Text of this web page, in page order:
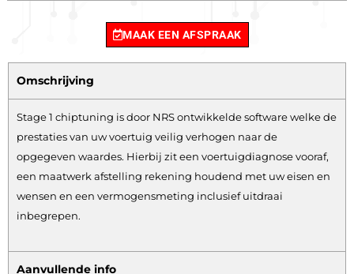
MAAK EEN AFSPRAAK
Omschrijving
Stage 1 chiptuning is door NRS ontwikkelde software welke de
prestaties van uw voertuig veilig verhogen naar de
opgegeven waardes. Hierbij zit een voertuigdiagnose vooraf,
een maatwerk afstelling rekening houdend met uw eisen en
wensen en een vermogensmeting inclusief uitdraai
inbegrepen.
Aanvullende info